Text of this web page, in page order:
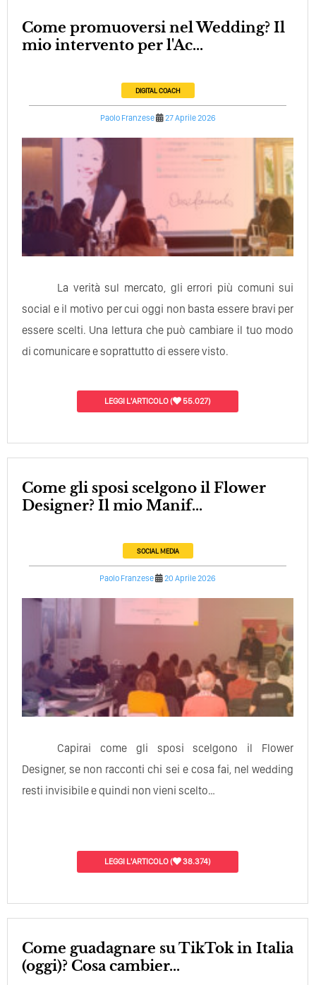
Come promuoversi nel Wedding? Il
mio intervento per l'Ac...
DIGITAL COACH
Paolo Franzese 27 Aprile 2026
La verità sul mercato, gli errori più comuni sui
social e il motivo per cui oggi non basta essere bravi per
essere scelti. Una lettura che può cambiare il tuo modo
di comunicare e soprattutto di essere visto.
LEGGI L'ARTICOLO( 55.027)
Come gli sposi scelgono il Flower
Designer? Il mio Manif...
SOCIAL MEDIA
Paolo Franzese 20 Aprile 2026
Capirai come gli sposi scelgono il Flower
Designer, se non racconti chi sei e cosa fai, nel wedding
resti invisibile e quindi non vieni scelto…
LEGGI L'ARTICOLO( 38.374)
Come guadagnare su TikTok in Italia
(oggi)? Cosa cambier...